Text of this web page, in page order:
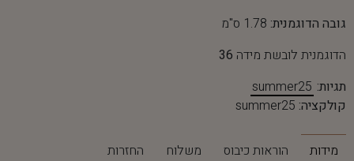
גובה הדוגמנית: 1.78 ס"מ
הדוגמנית לובשת מידה 36
תגיות: summer25
קולקציה: summer25
מידות הוראות כיבוס משלוח החזרות